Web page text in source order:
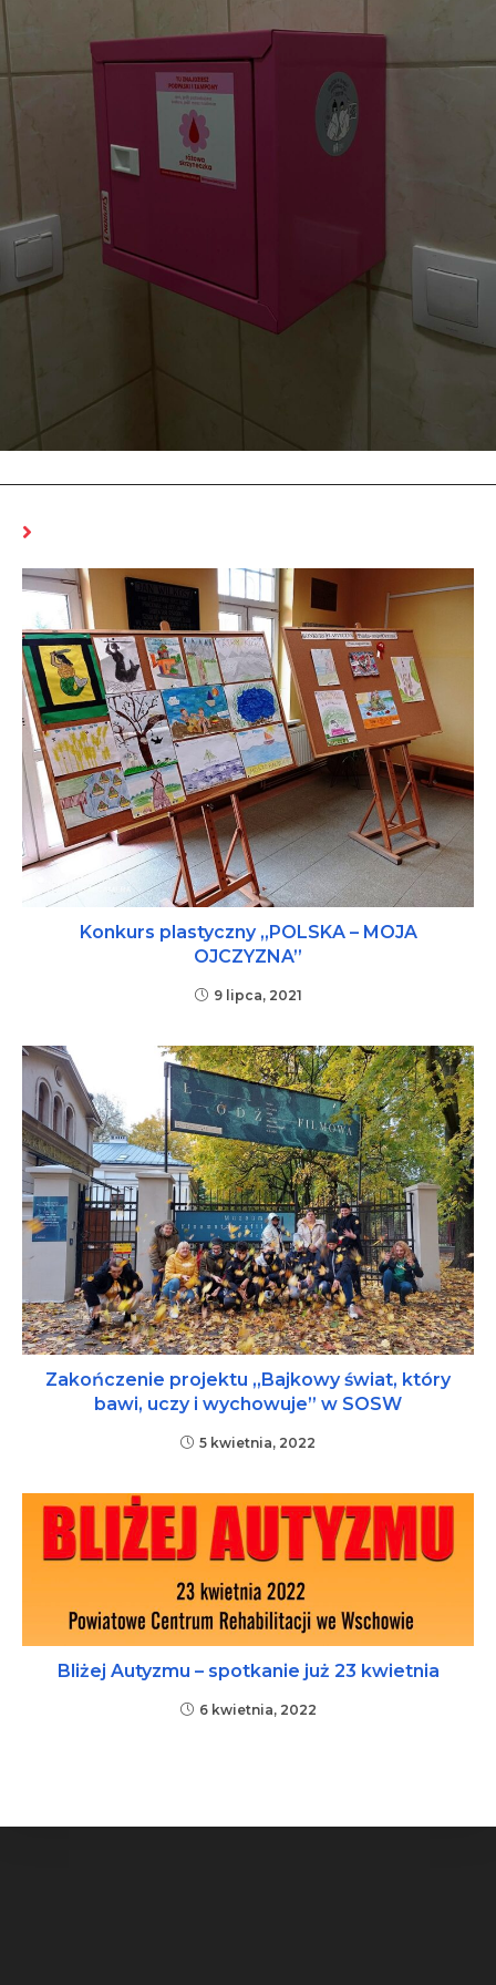
Konkurs plastyczny „POLSKA – MOJA
OJCZYZNA”
9 lipca, 2021
Zakończenie projektu „Bajkowy świat, który
bawi, uczy i wychowuje” w SOSW
5 kwietnia, 2022
Bliżej Autyzmu – spotkanie już 23 kwietnia
6 kwietnia, 2022